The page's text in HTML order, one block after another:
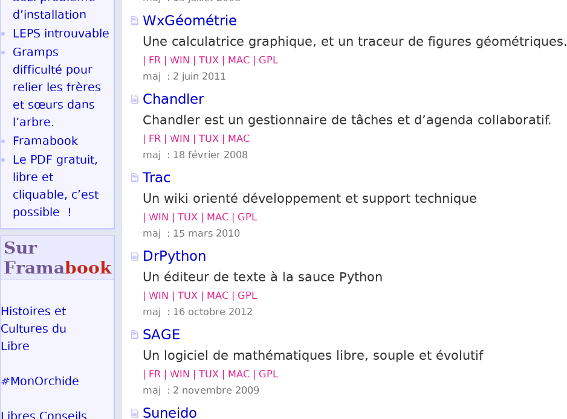
WxGéométrie
Une calculatrice graphique, et un traceur de figures géométriques.
| FR | WIN | TUX | MAC | GPL
maj : 2 juin 2011
Chandler
Chandler est un gestionnaire de tâches et d’agenda collaboratif.
| FR | WIN | TUX | MAC
maj : 18 février 2008
Trac
Un wiki orienté développement et support technique
| WIN | TUX | MAC | GPL
maj : 15 mars 2010
DrPython
Un éditeur de texte à la sauce Python
| WIN | TUX | MAC | GPL
maj : 16 octobre 2012
SAGE
Un logiciel de mathématiques libre, souple et évolutif
| FR | WIN | TUX | MAC | GPL
maj : 2 novembre 2009
Suneido
d’installation
LEPS introuvable
Gramps
difficulté pour
relier les frères
et sœurs dans
l’arbre.
Framabook
Le PDF gratuit,
libre et
cliquable, c’est
possible !
Sur
Framabook
Histoires et
Cultures du
Libre
#MonOrchide